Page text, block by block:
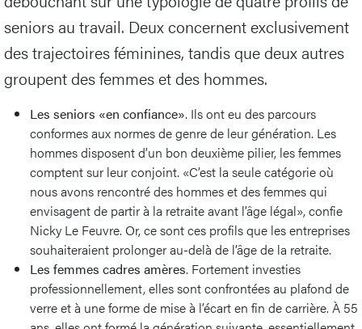
seniors au travail. Deux concernent exclusivement
des trajectoires féminines, tandis que deux autres
groupent des femmes et des hommes.
Les seniors «en confiance». Ils ont eu des parcours
conformes aux normes de genre de leur génération. Les
hommes disposent d’un bon deuxième pilier, les femmes
comptent sur leur conjoint. «C’est la seule catégorie où
nous avons rencontré des hommes et des femmes qui
envisagent de partir à la retraite avant l’âge légal», confie
Nicky Le Feuvre. Or, ce sont ces profils que les entreprises
souhaiteraient prolonger au-delà de l’âge de la retraite.
Les femmes cadres amères. Fortement investies
professionnellement, elles sont confrontées au plafond de
verre et à une forme de mise à l’écart en fin de carrière. À 55